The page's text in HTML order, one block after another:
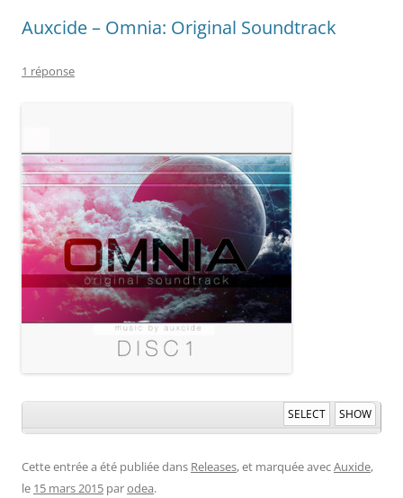
Auxcide – Omnia: Original Soundtrack
1 réponse
SELECT SHOW
Cette entrée a été publiée dans Releases, et marquée avecAuxide,
le 15 mars 2015 parodea.